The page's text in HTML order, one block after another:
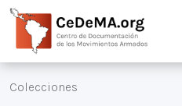
Colecciones